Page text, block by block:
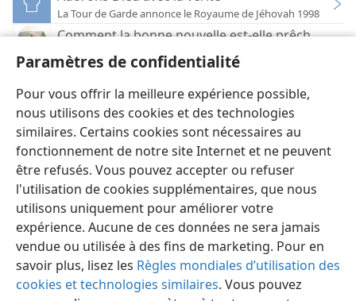
Paramètres de confidentialité
Pour vous offrir la meilleure expérience possible,
nous utilisons des cookies et des technologies
similaires. Certains cookies sont nécessaires au
fonctionnement de notre site Internet et ne peuvent
être refusés. Vous pouvez accepter ou refuser
l'utilisation de cookies supplémentaires, que nous
utilisons uniquement pour améliorer votre
expérience. Aucune de ces données ne sera jamais
vendue ou utilisée à des fins de marketing. Pour en
savoir plus, lisez les Règles mondiales d’utilisation des
cookies et technologies similaires. Vous pouvez
La Tour de Garde annonce le Royaume de Jéhovah 1998
Comment la bonne nouvelle est-elle prêchée ?
Vivez pour toujours ! (cours biblique interactif)
La Tour de Garde annonce le Royaume de Jéhovah 1993
Français Préférences
Copyright © 2026 Watch Tower Bible and Tract Society of Pennsylvania
Conditions d’utilisation
Règles de confidentialité
Paramètres de confidentialité
JW.ORG Se connecter